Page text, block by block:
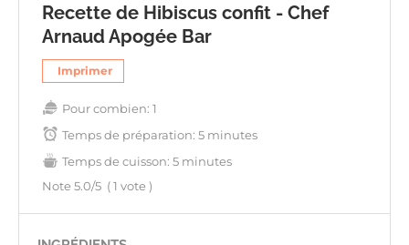
Recette de Hibiscus confit - Chef
Arnaud Apogée Bar
Imprimer
Pour combien: 1
Temps de préparation: 5 minutes
Temps de cuisson: 5 minutes
Note 5.0/5 (1 vote )